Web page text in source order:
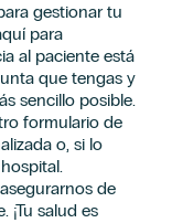
gestionar tu
para
al paciente está
que tengas y
sencillo posible.
formulario de
o, si lo
de
¡Tu salud es